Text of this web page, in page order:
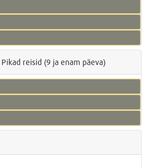
reisid (9 ja enam päeva)